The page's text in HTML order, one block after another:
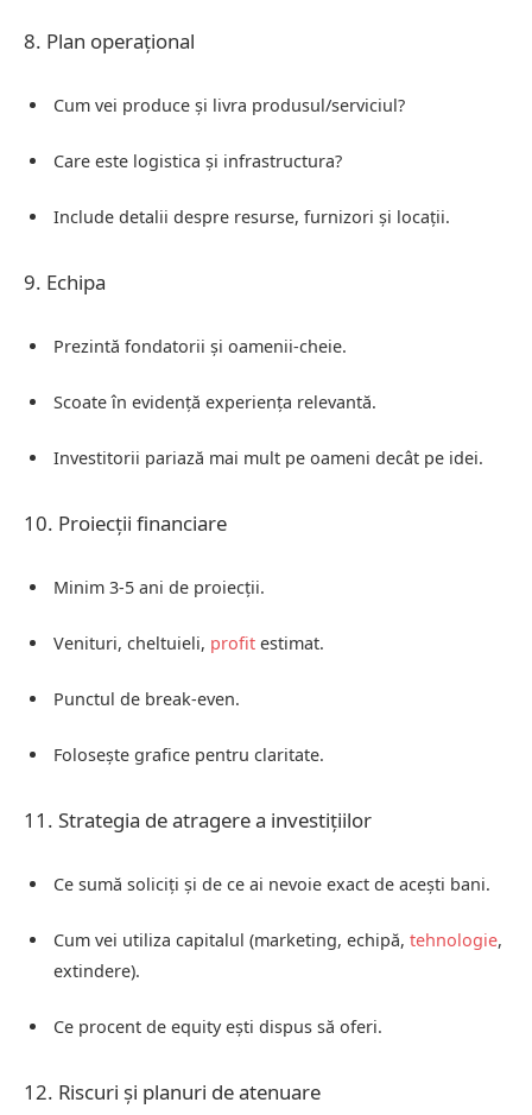
8. Plan operațional
Cum vei produce și livra produsul/serviciul?
Care este logistica și infrastructura?
Include detalii despre resurse, furnizori și locații.
9. Echipa
Prezintă fondatorii și oamenii-cheie.
Scoate în evidență experiența relevantă.
Investitorii pariază mai mult pe oameni decât pe idei.
10. Proiecții financiare
Minim 3-5 ani de proiecții.
Venituri, cheltuieli, profit estimat.
Punctul de break-even.
Folosește grafice pentru claritate.
11. Strategia de atragere a investițiilor
Ce sumă soliciți și de ce ai nevoie exact de acești bani.
Cum vei utiliza capitalul (marketing, echipă, tehnologie,
extindere).
Ce procent de equity ești dispus să oferi.
12. Riscuri și planuri de atenuare